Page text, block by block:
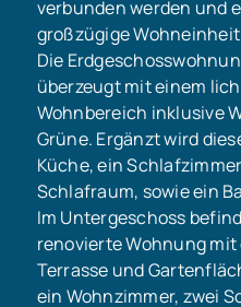
verbunden werden und
großzügige
Die
überzeugt mit einem
Wohnbereich inklusive
Grüne. Ergänzt wird
Küche, ein
Schlafraum, sowie ein
Im Untergeschoss
renovierte Wohnung
Terrasse und
ein Wohnzimmer, zwei